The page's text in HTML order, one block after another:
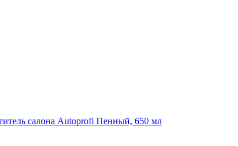
салона Autoprofi Пенный, 650 мл